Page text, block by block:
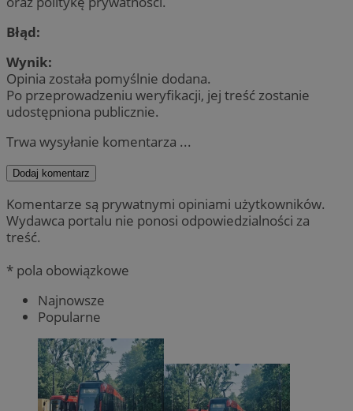
Błąd:
Wynik:
Opinia została pomyślnie dodana.
Po przeprowadzeniu weryfikacji, jej treść zostanie
udostępniona publicznie.
Trwa wysyłanie komentarza ...
Dodaj komentarz
Komentarze są prywatnymi opiniami użytkowników.
Wydawca portalu nie ponosi odpowiedzialności za
treść.
* pola obowiązkowe
Najnowsze
Popularne